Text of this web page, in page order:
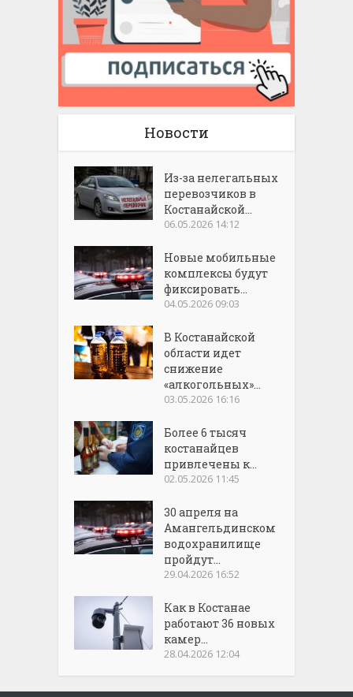
Новости
Из-за нелегальных
перевозчиков в
Костанайской...
06.05.2026 14:12
Новые мобильные
комплексы будут
фиксировать...
04.05.2026 09:03
В Костанайской
области идет
снижение
«алкогольных»...
03.05.2026 16:16
Более 6 тысяч
костанайцев
привлечены к...
02.05.2026 11:45
30 апреля на
Амангельдинском
водохранилище
пройдут...
29.04.2026 16:52
Как в Костанае
работают 36 новых
камер...
28.04.2026 12:04